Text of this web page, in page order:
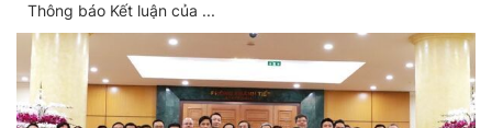
Thông báo Kết luận của ...